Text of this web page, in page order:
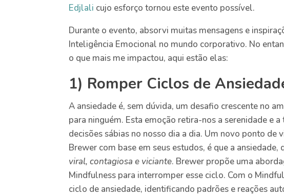
Edjlali cujo esforço tornou este evento possível.
Durante o evento, absorvi muitas mensagens e
Inteligência Emocional no mundo corporativo. No
o que mais me impactou, aqui estão elas:
1) Romper Ciclos de
A ansiedade é, sem dúvida, um desafio crescente no
para ninguém. Esta emoção retira-nos a serenidade e
decisões sábias no nosso dia a dia. Um novo ponto de
Brewer com base em seus estudos, é que a
viral, contagiosa e viciante. Brewer propõe uma
Mindfulness para interromper esse ciclo. Com o
ciclo de ansiedade, identificando padrões e reações